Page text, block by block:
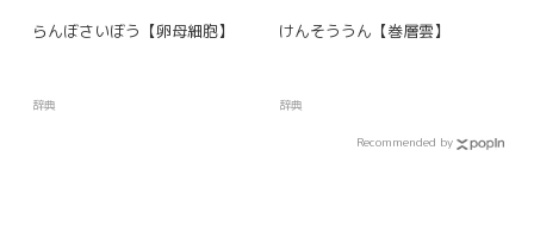
らんぼさいぼう【卵母細胞】
辞典
けんそううん【巻層雲】
辞典
Recommended by